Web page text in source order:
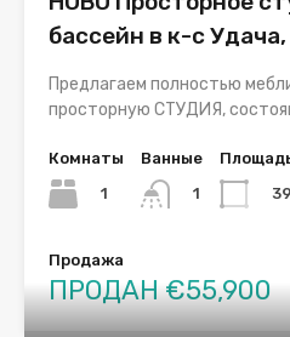
бассейн в к-с
Предлагаем полностью
просторную СТУДИЯ,
Комнаты
1
Ванные
1
Продажа
ПРОДАН €55,900